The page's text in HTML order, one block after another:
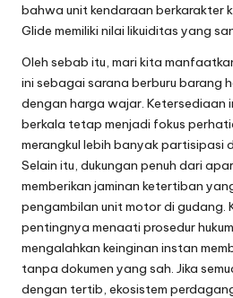
bahwa unit kendaraan berkarakter
Glide memiliki nilai likuiditas yang
Oleh sebab itu, mari kita
ini sebagai sarana berburu barang
dengan harga wajar. Ketersediaan
berkala tetap menjadi fokus
merangkul lebih banyak partisipasi
Selain itu, dukungan penuh dari
memberikan jaminan ketertiban
pengambilan unit motor di gudang.
pentingnya menaati prosedur
mengalahkan keinginan instan
tanpa dokumen yang sah. Jika
dengan tertib, ekosistem